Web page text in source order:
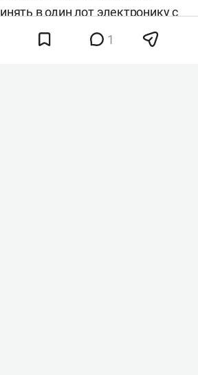
в один лот электронику с
Речь идет о случаях,
товары, имеющие
1